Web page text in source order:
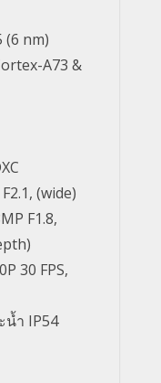
(6 nm)
A73 &
(wide)
F1.8,
30 FPS,
น้ำ IP54